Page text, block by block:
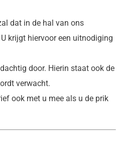
dat in de hal van ons
krijgt hiervoor een uitnodiging
door. Hierin staat ook de
verwacht.
ook met u mee als u de prik